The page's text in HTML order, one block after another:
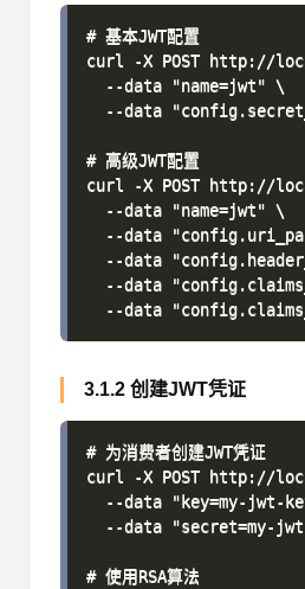
# 基本JWT配置
curl -X POST http://
  --data "name=jwt" \
--data
# 高级JWT配置
curl -X POST http://
  --data "name=jwt" \
--data
--data
--data
3.1.2 创建JWT凭证
# 为消费者创建JWT凭证
curl -X POST http://
--data "key=my-jwt-
--data "secret=my-
# 使用RSA算法